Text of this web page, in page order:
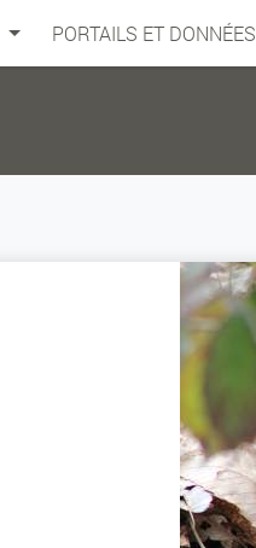
PORTAILS ET DONNÉES